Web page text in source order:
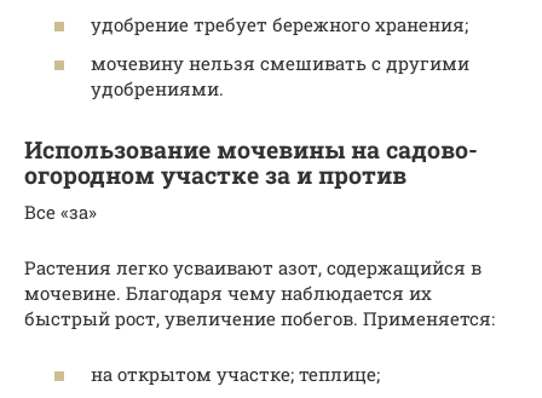
удобрение требует бережного хранения;
мочевину нельзя смешивать с другими
удобрениями.
Использование мочевины на садово-
огородном участке за и против
Все «за»
Растения легко усваивают азот, содержащийся в
мочевине. Благодаря чему наблюдается их
быстрый рост, увеличение побегов. Применяется:
на открытом участке; теплице;